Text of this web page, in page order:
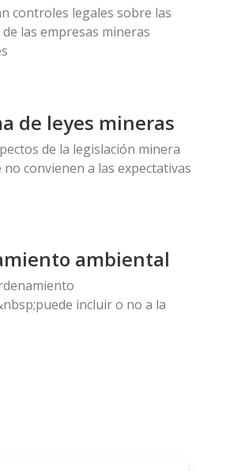
controles legales sobre las
las empresas mineras
de leyes mineras
de la legislación minera
no convienen a las expectativas
ambiental
incluir o no a la